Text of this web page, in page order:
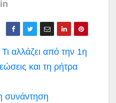
in
αλλάζει από την 1η
και τη ρήτρα
συνάντηση